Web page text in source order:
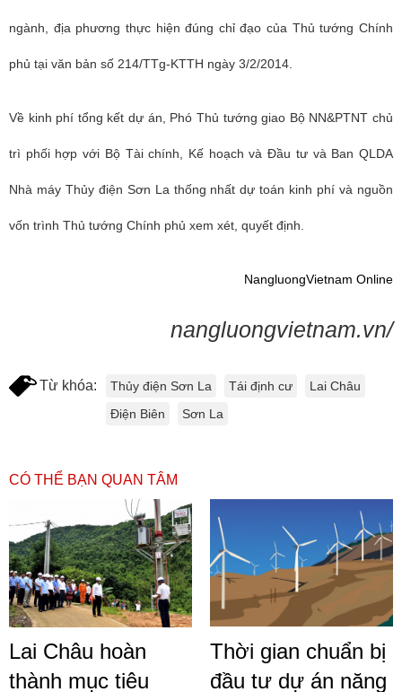
ngành, địa phương thực hiện đúng chỉ đạo của Thủ tướng Chính
phủ tại văn bản số 214/TTg-KTTH ngày 3/2/2014.
Về kinh phí tổng kết dự án, Phó Thủ tướng giao Bộ NN&PTNT chủ
trì phối hợp với Bộ Tài chính, Kế hoạch và Đầu tư và Ban QLDA
Nhà máy Thủy điện Sơn La thống nhất dự toán kinh phí và nguồn
vốn trình Thủ tướng Chính phủ xem xét, quyết định.
NangluongVietnam Online
nangluongvietnam.vn/
Từ khóa: Thủy điện Sơn La Tái định cư
Lai Châu
Điện Biên
Sơn La
CÓ THỂ BẠN QUAN TÂM
Lai Châu hoàn
thành mục tiêu
Thời gian chuẩn bị
đầu tư dự án năng